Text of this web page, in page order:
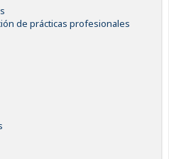
de prácticas profesionales